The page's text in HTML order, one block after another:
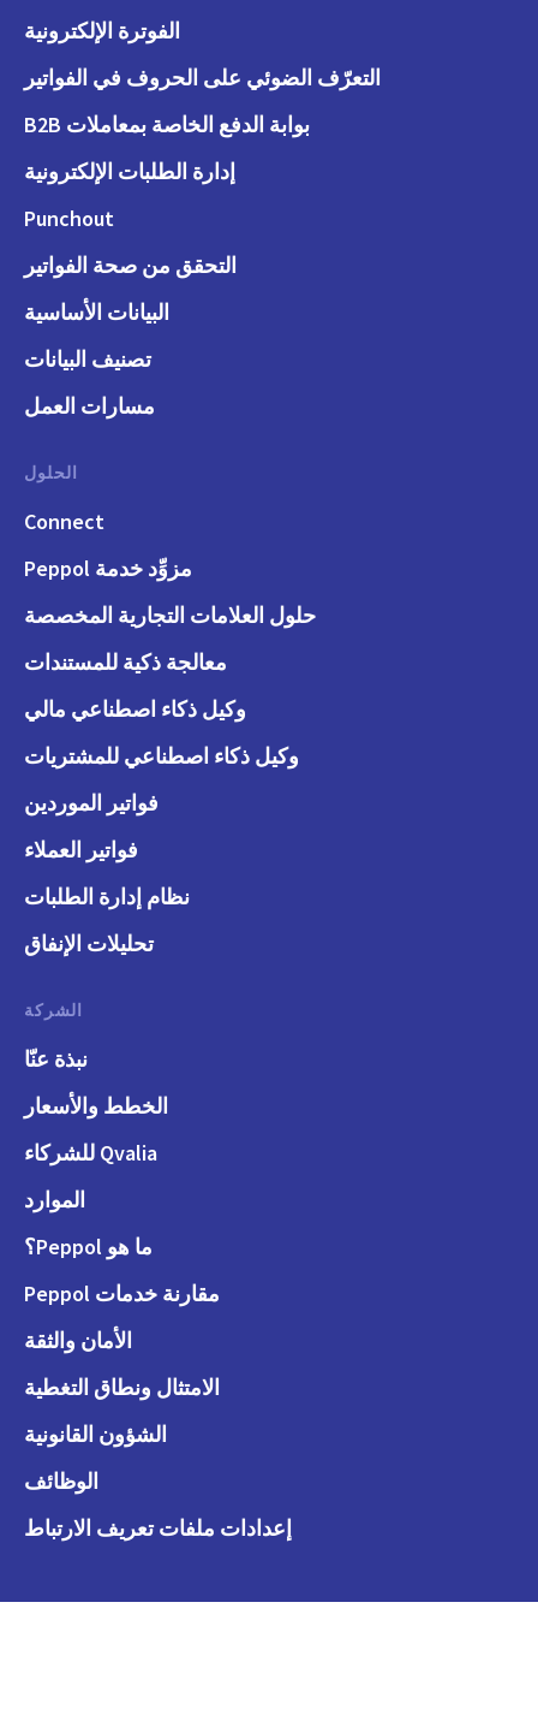
الفوترة الإلكترونية
التعرّف الضوئي على الحروف في الفواتير
بوابة الدفع الخاصة بمعاملات B2B
إدارة الطلبات الإلكترونية
Punchout
التحقق من صحة الفواتير
البيانات الأساسية
تصنيف البيانات
مسارات العمل
الحلول
Connect
مزوِّد خدمة Peppol
حلول العلامات التجارية المخصصة
معالجة ذكية للمستندات
وكيل ذكاء اصطناعي مالي
وكيل ذكاء اصطناعي للمشتريات
فواتير الموردين
فواتير العملاء
نظام إدارة الطلبات
تحليلات الإنفاق
الشركة
نبذة عنّا
الخطط والأسعار
Qvalia للشركاء
الموارد
ما هو Peppol؟
مقارنة خدمات Peppol
الأمان والثقة
الامتثال ونطاق التغطية
الشؤون القانونية
الوظائف
إعدادات ملفات تعريف الارتباط